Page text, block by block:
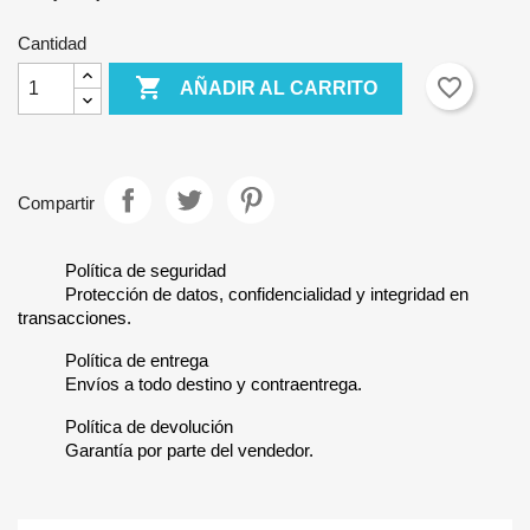
Cantidad
 AÑADIR AL CARRITO favorite_border
Compartir
Política de seguridad
Protección de datos, confidencialidad y integridad en
transacciones.
Política de entrega
Envíos a todo destino y contraentrega.
Política de devolución
Garantía por parte del vendedor.